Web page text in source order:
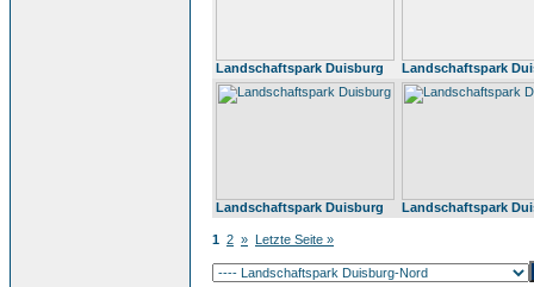
Landschaftspark Duisburg Landschaftspark
Landschaftspark Duisburg Landschaftspark
1 2 » Letzte Seite »